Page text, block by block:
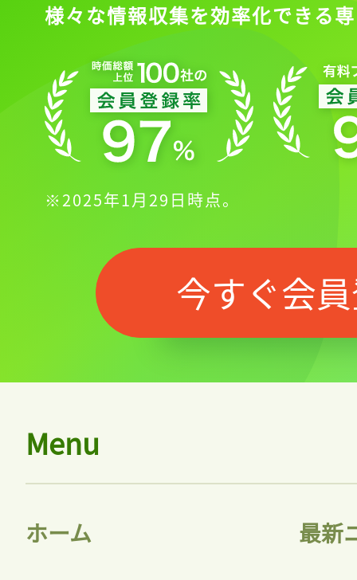
様々な情報収集を効率化できる
※2025年1月29日時点。
今すぐ会
Menu
ホーム 最新